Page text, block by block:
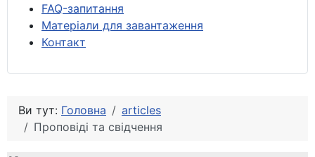
FAQ-запитання
Матеріали для завантаження
Контакт
Ви тут: Головна
articles
Проповіді та свідчення